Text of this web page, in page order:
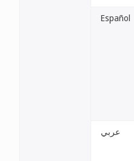
Español
عربي